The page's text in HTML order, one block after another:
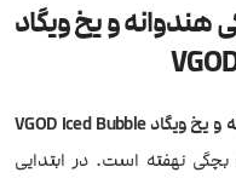
و یخ ویگاد
جویس آدامس بادکنکی هندوانه و یخ ویگاد VGOD Iced Bubble
نهفته است. در ابتدایی